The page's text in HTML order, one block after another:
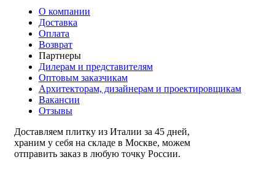
О компании
Доставка
Оплата
Возврат
Партнеры
Дилерам и представителям
Оптовым заказчикам
Архитекторам, дизайнерам и проектировщикам
Вакансии
Отзывы
Доставляем плитку из Италии за 45 дней,
храним у себя на складе в Москве, можем
отправить заказ в любую точку России.